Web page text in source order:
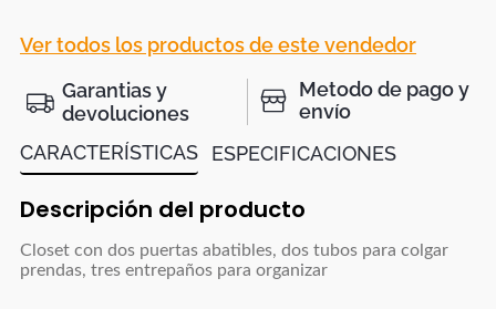
Ver todos los productos de este vendedor
Garantias y
devoluciones
Metodo de pago y
envío
CARACTERÍSTICAS
ESPECIFICACIONES
Descripción del producto
Closet con dos puertas abatibles, dos tubos para colgar
prendas, tres entrepaños para organizar